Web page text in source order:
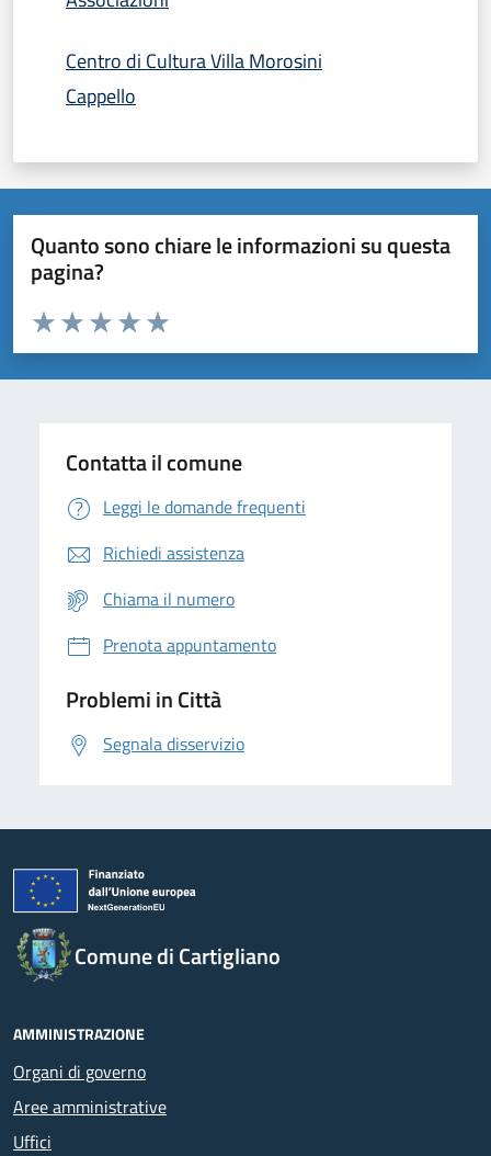
Centro di Cultura Villa Morosini
Cappello
Quanto sono chiare le informazioni su questa
pagina?
Domanda
Valuta da 1 a 5 stelle la pagina
Valuta 5 stelle su 5
Valuta 4 stelle su 5
Valuta 3 stelle su 5
Valuta 2 stelle su 5
Valuta 1 stelle su 5
Contatta il comune
Leggi le domande frequenti
Richiedi assistenza
Chiama il numero
Prenota appuntamento
Problemi in Città
Segnala disservizio
Comune di Cartigliano
AMMINISTRAZIONE
Organi di governo
Aree amministrative
Uffici